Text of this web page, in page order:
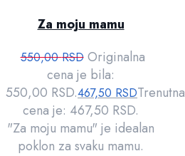
Za moju mamu
550,00RSD Originalna
cena je bila:
550,00 RSD.467,50 RSDTrenutna
cena je: 467,50 RSD.
"Za moju mamu" je idealan
poklon za svaku mamu.